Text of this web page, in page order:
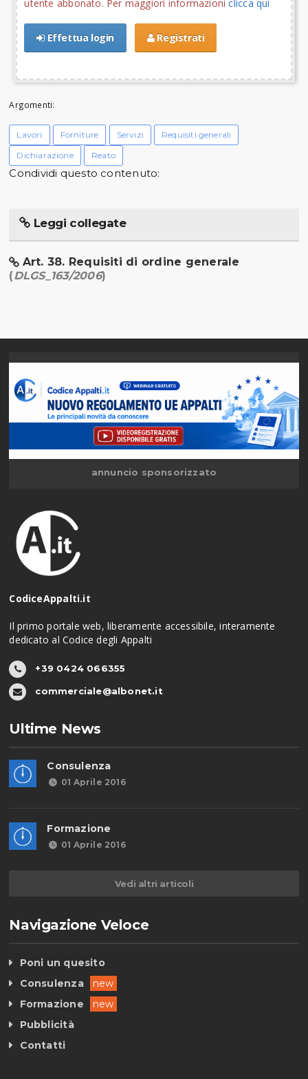
utente abbonato. Per maggiori informazioniclicca qui
Effettua login Registrati
Argomenti:
Lavori Forniture Servizi
Requisiti generali
Dichiarazione
Reato
Condividi questo contenuto:
Leggi collegate
Art. 38. Requisiti di ordine generale
(DLGS_163/2006)
annuncio sponsorizzato
CodiceAppalti.it
Il primo portale web, liberamente accessibile, interamente
dedicato al Codice degli Appalti
+39 0424 066355
commerciale@albonet.it
Ultime News
Consulenza
01 Aprile 2016
Formazione
01 Aprile 2016
Vedi altri articoli
Navigazione Veloce
Poni un quesito
Consulenza
new
Formazione
new
Pubblicità
Contatti